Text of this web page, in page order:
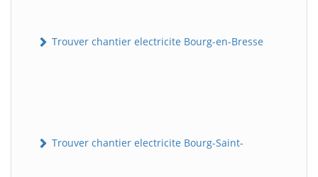
Trouver chantier electricite Bourg-en-Bresse
Trouver chantier electricite Bourg-Saint-